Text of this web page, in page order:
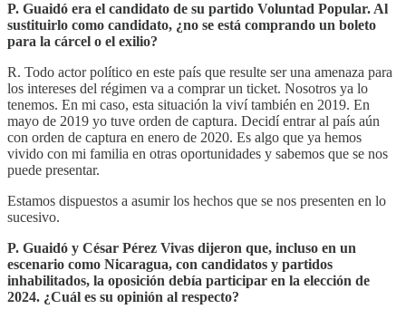
P. Guaidó era el candidato de su partido Voluntad Popular. Al
sustituirlo como candidato, ¿no se está comprando un boleto
para la cárcel o el exilio?
R. Todo actor político en este país que resulte ser una amenaza para
los intereses del régimen va a comprar un ticket. Nosotros ya lo
tenemos. En mi caso, esta situación la viví también en 2019. En
mayo de 2019 yo tuve orden de captura. Decidí entrar al país aún
con orden de captura en enero de 2020. Es algo que ya hemos
vivido con mi familia en otras oportunidades y sabemos que se nos
puede presentar.
Estamos dispuestos a asumir los hechos que se nos presenten en lo
sucesivo.
P. Guaidó y César Pérez Vivas dijeron que, incluso en un
escenario como Nicaragua, con candidatos y partidos
inhabilitados, la oposición debía participar en la elección de
2024. ¿Cuál es su opinión al respecto?